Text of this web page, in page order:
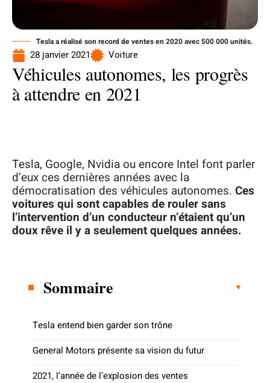
Tesla a réalisé son record de ventes en 2020 avec 500 000 unités.
28 janvier 2021 Voiture
Véhicules autonomes, les progrès
à attendre en 2021
Tesla, Google, Nvidia ou encore Intel font parler
d’eux ces dernières années avec la
démocratisation des véhicules autonomes. Ces
voitures qui sont capables de rouler sans
l’intervention d’un conducteur n’étaient qu’un
doux rêve il y a seulement quelques années.
Sommaire
Tesla entend bien garder son trône
General Motors présente sa vision du futur
2021, l’année de l’explosion des ventes